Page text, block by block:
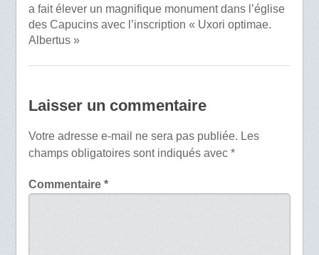
a fait élever un magnifique monument dans l’église
des Capucins avec l’inscription « Uxori optimae.
Albertus »
Laisser un commentaire
Votre adresse e-mail ne sera pas publiée. Les
champs obligatoires sont indiqués avec *
Commentaire *